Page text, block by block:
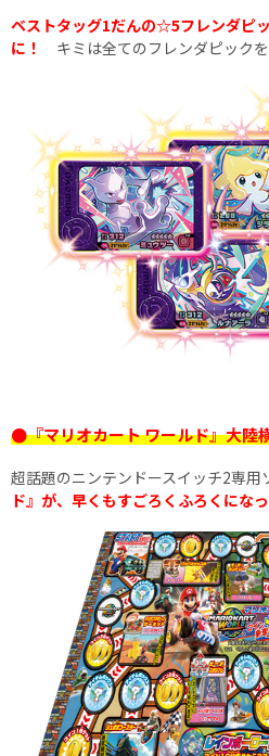
ベストタッグ1だんの☆5フレンダピ
に！
キミは全てのフレンダピック
●『マリオカート ワールド』大陸
超話題のニンテンドースイッチ2専用
ド』が、早くもすごろくふろくにな